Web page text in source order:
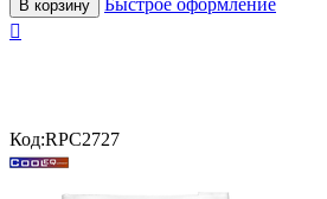
В корзину
Быстрое оформление

Код:RPC2727